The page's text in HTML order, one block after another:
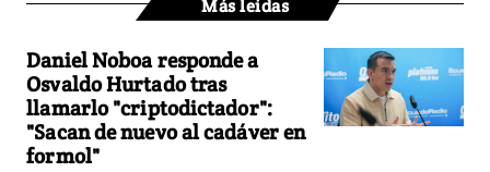
Más leídas
Daniel Noboa responde a
Osvaldo Hurtado tras
llamarlo "criptodictador":
"Sacan de nuevo al cadáver en
formol"